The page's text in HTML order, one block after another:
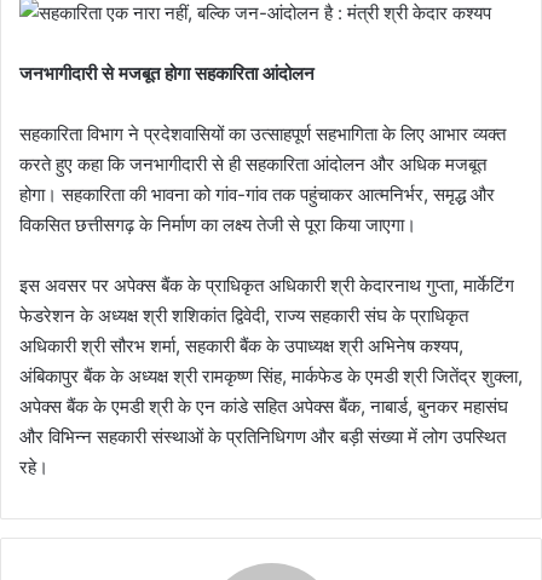
जनभागीदारी से मजबूत होगा सहकारिता आंदोलन
सहकारिता विभाग ने प्रदेशवासियों का उत्साहपूर्ण सहभागिता के लिए आभार व्यक्त
करते हुए कहा कि जनभागीदारी से ही सहकारिता आंदोलन और अधिक मजबूत
होगा। सहकारिता की भावना को गांव-गांव तक पहुंचाकर आत्मनिर्भर, समृद्ध और
विकसित छत्तीसगढ़ के निर्माण का लक्ष्य तेजी से पूरा किया जाएगा।
इस अवसर पर अपेक्स बैंक के प्राधिकृत अधिकारी श्री केदारनाथ गुप्ता, मार्केटिंग
फेडरेशन के अध्यक्ष श्री शशिकांत द्विवेदी, राज्य सहकारी संघ के प्राधिकृत
अधिकारी श्री सौरभ शर्मा, सहकारी बैंक के उपाध्यक्ष श्री अभिनेष कश्यप,
अंबिकापुर बैंक के अध्यक्ष श्री रामकृष्ण सिंह, मार्कफेड के एमडी श्री जितेंद्र शुक्ला,
अपेक्स बैंक के एमडी श्री के एन कांडे सहित अपेक्स बैंक, नाबार्ड, बुनकर महासंघ
और विभिन्न सहकारी संस्थाओं के प्रतिनिधिगण और बड़ी संख्या में लोग उपस्थित
रहे।